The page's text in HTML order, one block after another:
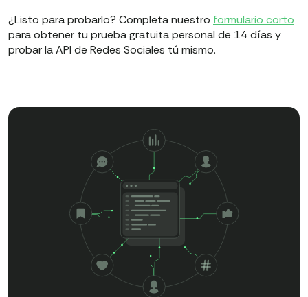
¿Listo para probarlo? Completa nuestro formulario corto
para obtener tu prueba gratuita personal de 14 días y
probar la API de Redes Sociales tú mismo.